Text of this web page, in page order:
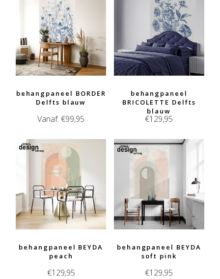
behangpaneel BORDER
Delfts blauw
Vanaf:€99,95
behangpaneel
BRICOLETTE Delfts
blauw
€129,95
behangpaneel BEYDA
peach
€129,95
behangpaneel BEYDA
soft pink
€129,95